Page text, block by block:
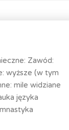
Zawód:
wyższe (w tym
mile widziane
języka